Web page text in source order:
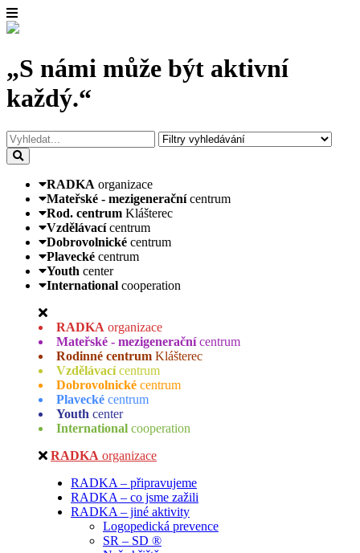
„S námi může být aktivní
každý.“
RADKA organizace
Mateřské - mezigenerační centrum
Rod. centrum Klášterec
Vzdělávací centrum
Dobrovolnické centrum
Plavecké centrum
Youth center
International cooperation
RADKA organizace
Mateřské - mezigenerační centrum
Rodinné centrum Klášterec
Vzdělávací centrum
Dobrovolnické centrum
Plavecké centrum
Youth center
International cooperation
RADKA organizace
RADKA – připravujeme
RADKA – co jsme zažili
RADKA – jiné aktivity
Logopedická prevence
SR – SD ®